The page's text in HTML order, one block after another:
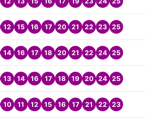
12 15 16 17 20 21 22 23 25
14 16 17 18 20 21 22 24 25
13 14 16 17 18 19 20 24 25
10 11 12 15 16 17 21 22 23